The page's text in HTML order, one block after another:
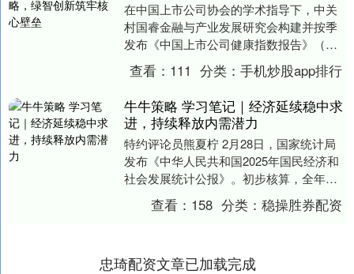
在中国上市公司协会的学术指导下，中关
村国睿金融与产业发展研究会构建并按季
发布《中国上市公司健康指数报告》（下
称“健康指数”），为5000余家A股上市公司
进行全面....
查看： 111 分类：手机炒股app排行
牛牛策略 学习笔记｜经济延续稳中求
进，持续释放内需潜力
特约评论员熊夏柠 2月28日，国家统计局
发布《中华人民共和国2025年国民经济和
社会发展统计公报》。初步核算，全年国
内生产总值1401879亿元，比上年增长5.....
查看： 158 分类：稳操胜券配资
忠琦配资文章已加载完成